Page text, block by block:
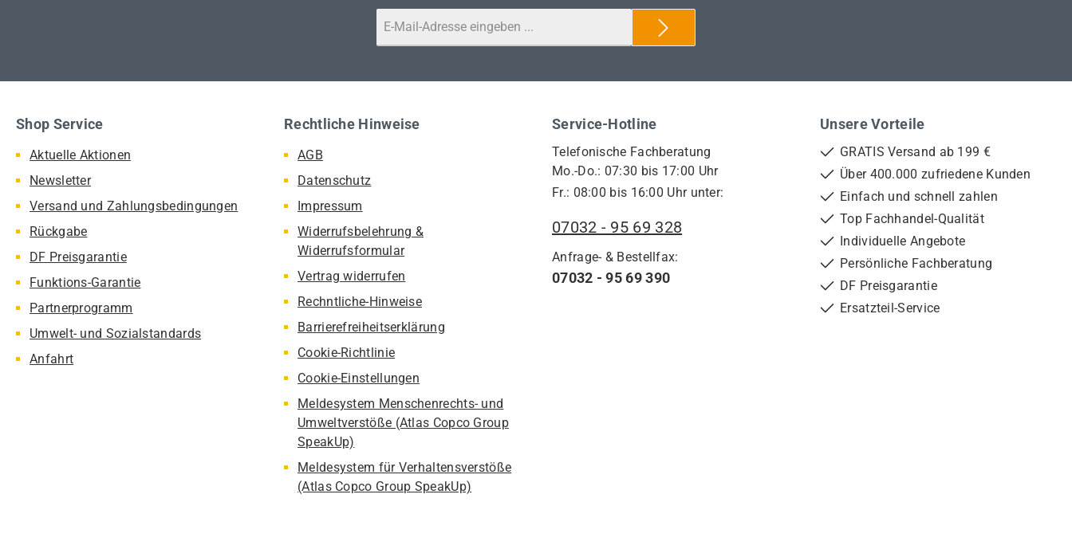
Service-Hotline
Telefonische Fachberatung
Mo.-Do.: 07:30 bis 17:00 Uhr
Fr.: 08:00 bis 16:00 Uhr unter:
07032 - 95 69 328
Anfrage- & Bestellfax:
07032 - 95 69 390
Shop Service
Aktuelle Aktionen
Newsletter
Versand und Zahlungsbedingungen
Rückgabe
DF Preisgarantie
Funktions-Garantie
Partnerprogramm
Umwelt- und Sozialstandards
Anfahrt
Rechtliche Hinweise
AGB
Datenschutz
Impressum
Widerrufsbelehrung &
Widerrufsformular
Vertrag widerrufen
Rechntliche-Hinweise
Barrierefreiheitserklärung
Cookie-Richtlinie
Cookie-Einstellungen
Meldesystem Menschenrechts- und
Umweltverstöße (Atlas Copco Group
SpeakUp)
Meldesystem für Verhaltensverstöße
(Atlas Copco Group SpeakUp)
Unsere Vorteile
GRATIS Versand ab 199 €
Über 400.000 zufriedene Kunden
Einfach und schnell zahlen
Top Fachhandel-Qualität
Individuelle Angebote
Persönliche Fachberatung
DF Preisgarantie
Ersatzteil-Service